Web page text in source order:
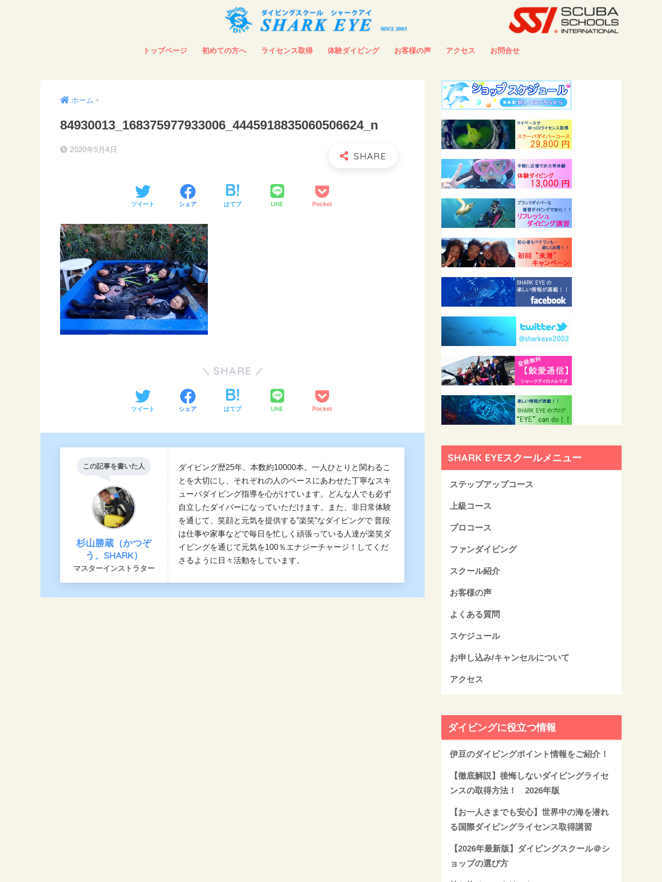
トップページ 初めての方へ ライセンス取得 体験ダイビング お客様の声 アクセス お問合せ
ホーム
84930013_168375977933006_4445918835060506624_n
2020年5月4日
ツイート シェア はてブ LINE Pocket
SHARE
ツイート シェア はてブ LINE Pocket
この記事を書いた人
杉山勝蔵（かつぞ
う、SHARK）
マスターインストラター
ダイビング歴25年、本数約10000本。一人ひとりと関わるこ
とを大切にし、それぞれの人のペースにあわせた丁寧なスキ
ューバダイビング指導を心がけています。どんな人でも必ず
自立したダイバーになっていただけます。また、非日常体験
を通じて、笑顔と元気を提供する”楽笑”なダイビングで 普段
は仕事や家事などで毎日を忙しく頑張っている人達が楽笑ダ
イビングを通じて元気を100％エナジーチャージ！してくだ
さるように日々活動をしています。
SHARK EYEスクールメニュー
ステップアップコース
上級コース
プロコース
ファンダイビング
スクール紹介
お客様の声
よくある質問
スケジュール
お申し込み/キャンセルについて
アクセス
ダイビングに役立つ情報
伊豆のダイビングポイント情報をご紹介！
【徹底解説】後悔しないダイビングライセ
ンスの取得方法！ 2026年版
【お一人さまでも安心】世界中の海を潜れ
る国際ダイビングライセンス取得講習
【2026年最新版】ダイビングスクール＠シ
ョップの選び方